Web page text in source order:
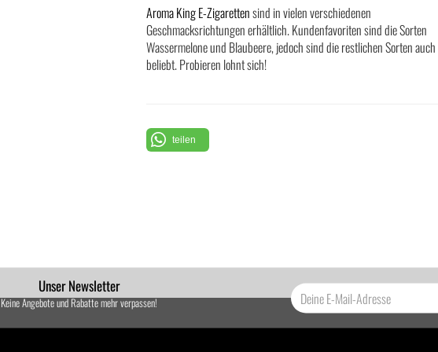
Aroma King E-Zigarettensind in vielen verschiedenen
Geschmacksrichtungen erhältlich. Kundenfavoriten sind die Sorten
Wassermelone und Blaubeere, jedoch sind die restlichen Sorten
beliebt. Probieren lohnt sich!
teilen
Unser Newsletter
Keine Angebote und Rabatte mehr verpassen!